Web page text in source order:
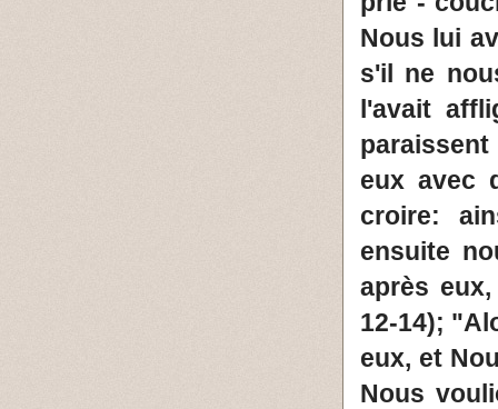
Nous lui
s'il ne
l'avait
eux avec
croire:
ensuite
après
12-14);
eux, et
Nous